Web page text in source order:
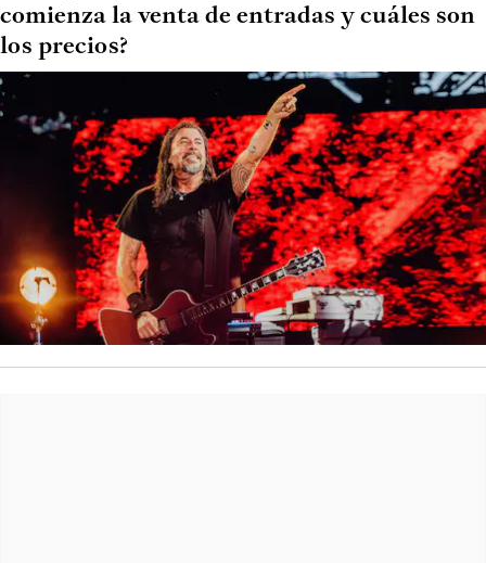
comienza la venta de entradas y cuáles son
los precios?